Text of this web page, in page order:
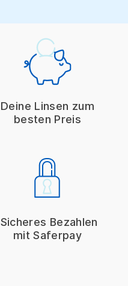
Deine Linsen zum
besten Preis
Sicheres Bezahlen
mit Saferpay